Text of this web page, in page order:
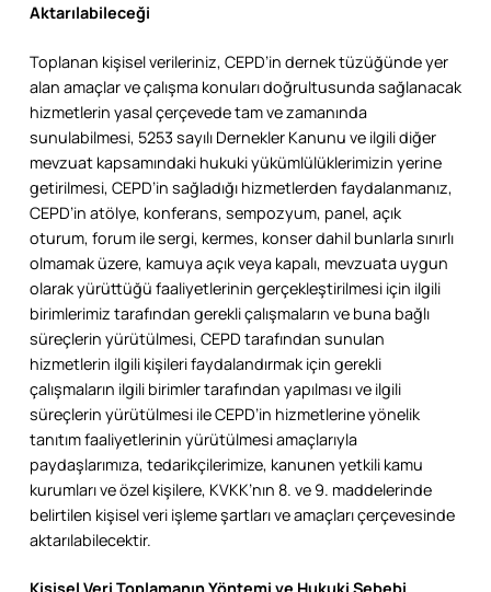
Aktarılabileceği
Toplanan kişisel verileriniz, CEPD’in dernek tüzüğünde yer
alan amaçlar ve çalışma konuları doğrultusunda sağlanacak
hizmetlerin yasal çerçevede tam ve zamanında
sunulabilmesi, 5253 sayılı Dernekler Kanunu ve ilgili diğer
mevzuat kapsamındaki hukuki yükümlülüklerimizin yerine
getirilmesi, CEPD’in sağladığı hizmetlerden faydalanmanız,
CEPD’in atölye, konferans, sempozyum, panel, açık
oturum, forum ile sergi, kermes, konser dahil bunlarla sınırlı
olmamak üzere, kamuya açık veya kapalı, mevzuata uygun
olarak yürüttüğü faaliyetlerinin gerçekleştirilmesi için ilgili
birimlerimiz tarafından gerekli çalışmaların ve buna bağlı
süreçlerin yürütülmesi, CEPD tarafından sunulan
hizmetlerin ilgili kişileri faydalandırmak için gerekli
çalışmaların ilgili birimler tarafından yapılması ve ilgili
süreçlerin yürütülmesi ile CEPD’in hizmetlerine yönelik
tanıtım faaliyetlerinin yürütülmesi amaçlarıyla
paydaşlarımıza, tedarikçilerimize, kanunen yetkili kamu
kurumları ve özel kişilere, KVKK’nın 8. ve 9. maddelerinde
belirtilen kişisel veri işleme şartları ve amaçları çerçevesinde
aktarılabilecektir.